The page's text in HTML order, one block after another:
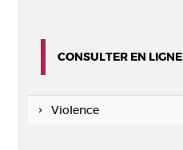
CONSULTER EN LIGNE
Violence